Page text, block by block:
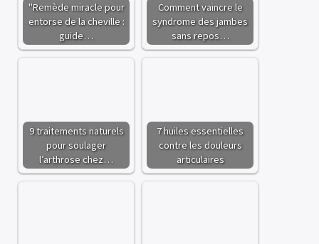
"Remède miracle pour
entorse de la cheville :
guide…
Comment vaincre le
syndrome des jambes
sans repos…
9 traitements naturels
pour soulager
l’arthrose chez…
7 huiles essentielles
contre les douleurs
articulaires